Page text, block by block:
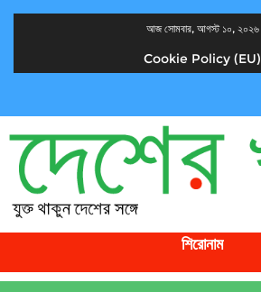
আজ সোমবার, আগস্ট ১০, ২০২৬
Cookie Policy (EU)
শিরোনাম